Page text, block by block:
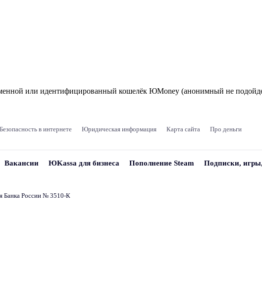
или идентифицированный кошелёк ЮMoney (анонимный не
Безопасность в интернете Юридическая информация Карта сайта Про деньги
Вакансии ЮKassa для бизнеса Пополнение Steam Подписки,
Банка России № 3510‑К